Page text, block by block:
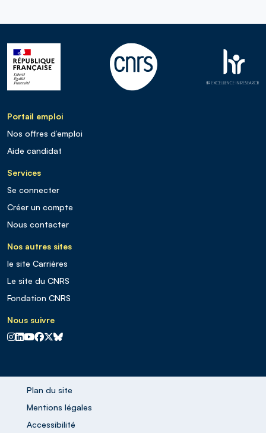
Portail emploi
Nos offres d’emploi
Aide candidat
Services
Se connecter
Créer un compte
Nous contacter
Nos autres sites
le site Carrières
Le site du CNRS
Fondation CNRS
Nous suivre
CNRS sur Instagram
CNRS sur Linkedin
CNRS sur Youtube
CNRS sur Facebook
CNRS sur X
CNRS sur Blus sky
Plan du site
Mentions légales
Accessibilité